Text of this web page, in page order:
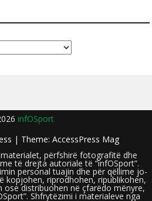
infOSport
| Theme: AccessPress Mag
materialet, përfshirë fotografitë dhe
të drejta autoriale të “infOSport”.
personal tuajin dhe për qëllime jo-
kopjohen, riprodhohen, ripublikohen,
distribuohen në çfarëdo mënyre,
Shfrytëzimi i materialeve nga